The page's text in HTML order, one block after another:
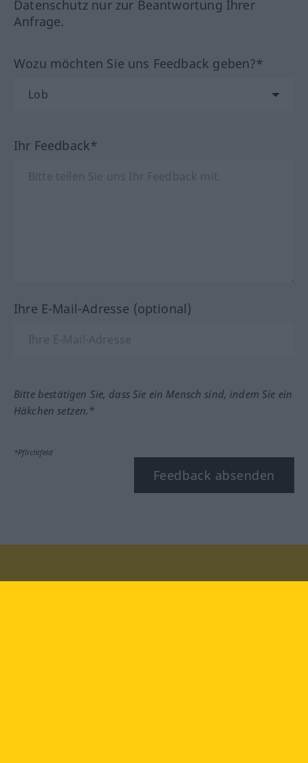
Datenschutz nur zur Beantwortung Ihrer
Anfrage.
Wozu möchten Sie uns Feedback geben?*
Ihr Feedback*
Ihre E-Mail-Adresse (optional)
Bitte bestätigen Sie, dass Sie ein Mensch sind, indem Sie ein
Häkchen setzen.*
*Pflichtfeld
Feedback absenden
Besuchen Sie uns auf: